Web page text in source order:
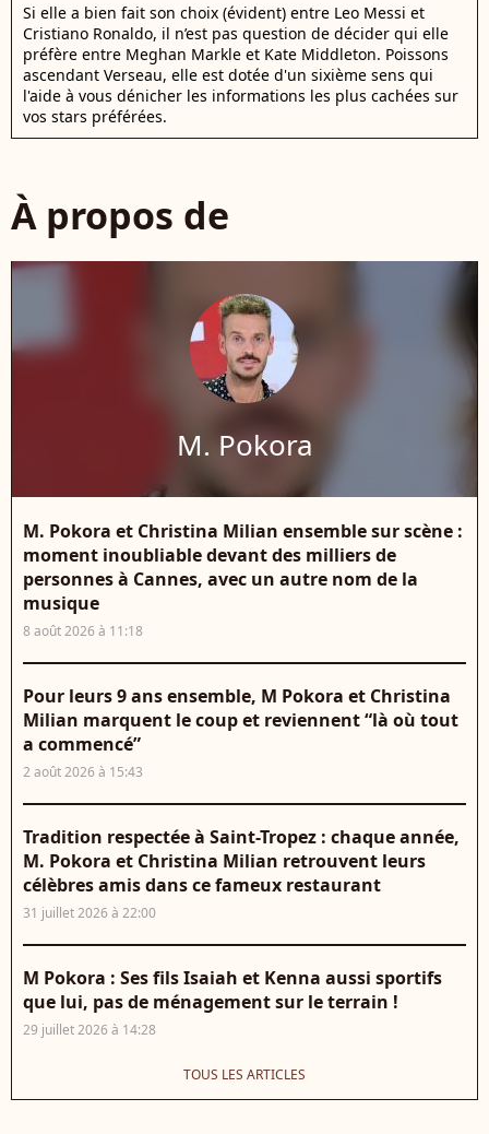
Si elle a bien fait son choix (évident) entre Leo Messi et
Cristiano Ronaldo, il n’est pas question de décider qui elle
préfère entre Meghan Markle et Kate Middleton. Poissons
ascendant Verseau, elle est dotée d'un sixième sens qui
l'aide à vous dénicher les informations les plus cachées sur
vos stars préférées.
À propos de
M. Pokora
M. Pokora et Christina Milian ensemble sur scène :
moment inoubliable devant des milliers de
personnes à Cannes, avec un autre nom de la
musique
8 août 2026 à 11:18
Pour leurs 9 ans ensemble, M Pokora et Christina
Milian marquent le coup et reviennent “là où tout
a commencé”
2 août 2026 à 15:43
Tradition respectée à Saint-Tropez : chaque année,
M. Pokora et Christina Milian retrouvent leurs
célèbres amis dans ce fameux restaurant
31 juillet 2026 à 22:00
M Pokora : Ses fils Isaiah et Kenna aussi sportifs
que lui, pas de ménagement sur le terrain !
29 juillet 2026 à 14:28
TOUS LES ARTICLES